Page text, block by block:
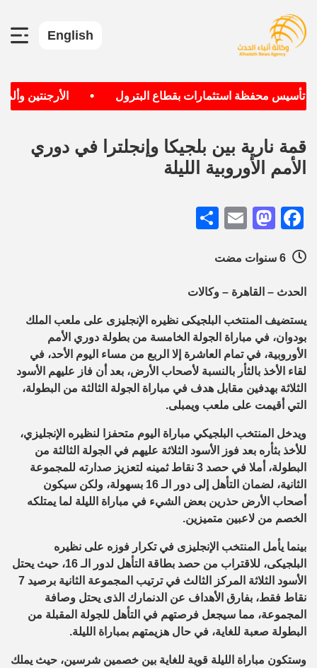
English
تأسيس محفظة استثمارات بقطاع البترول الأرجنتين
قمة نارية بين بلجيكا وإنجلترا في دوري
الأمم الأوروبية الليلة
Facebook
Mastodon
Email
الحدث – القاهرة – وكالات
يستضيف المنتخب البلجيكى نظيره الإنجليزى على ملعب الملك
بودوان، في مباراة الجولة الخامسة من بطولة دوري الأمم
الأوروبية، في تمام العاشرة إلا الربع من مساء اليوم الأحد، في
لقاء الأخذ بالثأر بالنسبة لأصحاب الأرض، بعد أن فاز عليهم الأسود
الثلاثة بهدفين مقابل هدف في مباراة الجولة الثالثة من البطولة،
التي أقيمت على ملعب ويمبلى.
ويدخل المنتخب البلجيكي مباراة اليوم متحفزا لنظيره الإنجليزي،
للأخذ بثأره بعد فوز الأسود الثلاثة عليهم في الجولة الثالثة من
البطولة، أملا في حصد 3 نقاط ثمينه لتعزيز صدارته للمجموعة
الثانية، لضمان التأهل إلى دور الـ 16 بسهولة، ولكن سيكون
أصحاب الأرض حذرين بعض الشيء في مباراة الليلة لما يمتلكه
الخصم من لاعبين متميزين.
بينما يأمل المنتخب الإنجليزى في تكرار فوزه على نظيره
البلجيكى، للاقتراب من حصد بطاقة التأهل لدور الـ 16، حيث يحتل
الأسود الثلاثة المركز الثالث في ترتيب المجموعة الثانية برصيد 7
نقاط فقط، بفارق الأهداف عن الدنمارك الذى يحتل وصافة
المجموعة، مما سيجعل فرصتهم في التأهل للجولة المقبلة من
البطولة صعبة للغاية، في حال هزيمتهم بمباراة الليلة.
وستكون مباراة الليلة قوية للغاية بين خصمين شرسين، حيث يملك